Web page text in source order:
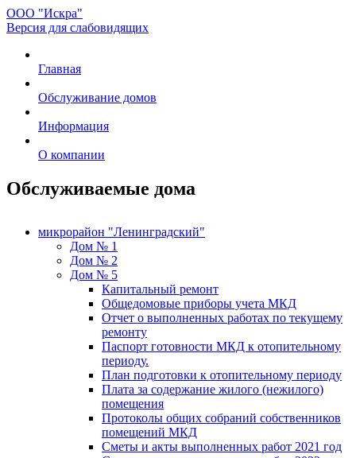
ООО "Искра"
Версия для слабовидящих
Главная
Обслуживание домов
Информация
О компании
Обслуживаемые дома
микрорайон "Ленинградский"
Дом № 1
Дом № 2
Дом № 5
Капитальный ремонт
Общедомовые приборы учета МКД
Отчет о выполненных работах по текущему
ремонту
Паспорт готовности МКД к отопительному
периоду.
План подготовки к отопительному периоду
Плата за содержание жилого (нежилого)
помещения
Протоколы общих собраний собственников
помещений МКД
Сметы и акты выполненных работ 2021 год